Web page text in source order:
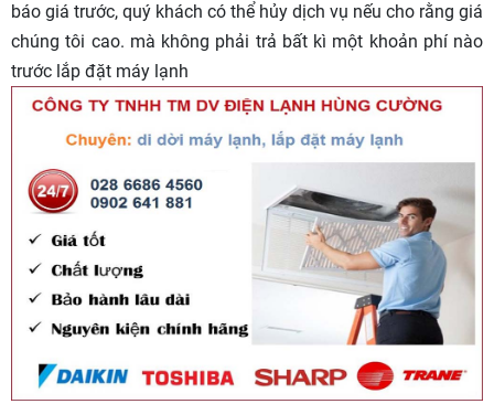
báo giá trước, quý khách có thể hủy dịch vụ nếu cho rằng giá
chúng tôi cao. mà không phải trả bất kì một khoản phí nào
trước lắp đặt máy lạnh